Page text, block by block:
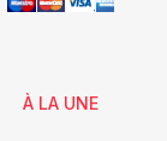
À LA UNE